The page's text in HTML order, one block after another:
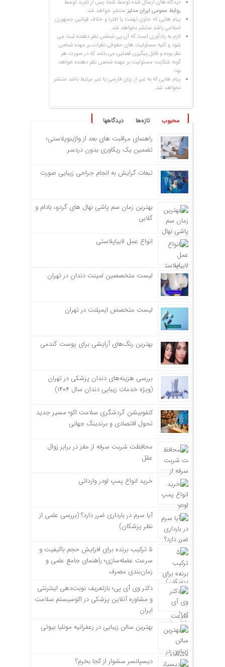
دیدگاه های ارسال شده توسط شما، پس از تایید توسط
روابط عمومی ایران مدلبز منتشر خواهد شد.
پیام هایی که حاوی تهمت یا افترا و خلاف قوانین جمهوری
اسلامی باشد منتشر نخواهد شد.
لازم به یادآوری است که آی پی شخص نظر دهنده ثبت می
شود و کلیه مسئولیت های حقوقی نظرات بر عهده شخص
نظر بوده و قابل پیگیری قضایی می باشد که در صورت هر
گونه شکایت مسئولیت بر عهده شخص نظر دهنده خواهد
بود.
پیام هایی که به غیر از زبان فارسی یا غیر مرتبط باشد منتشر
نخواهد شد.
محبوب تازه‌ها دیدگاهها
راهنمای مراقبت های بعد از واژینوپلاستی؛
تضمین یک ریکاوری بدون دردسر
تبعات گرایش به انجام جراحی زیبایی صورت
بهترین زمان سم پاشی نهال های گردو، بادام و
گلابی
انواع عمل لابیاپلاستی
لیست متخصصین لمینت دندان در تهران
لیست متخصص ایمپلنت در تهران
بهترین رنگ‌های آرایشی برای پوست گندمی
بررسی هزینه‌های دندان پزشکی در تهران
(ویژه خدمات زیبایی دندان سال ۱۴۰۴)
کنفوبیشن گردشگری سلامت اکو؛ مسیر جدید
تحول اقتصادی و برندینگ جهانی
محافظت شربت سرفه از مغز در برابر زوال
عقل
خرید انواع پمپ لودر وارداتی
آیا سرم در بارداری ضرر دارد؟ (بررسی علمی از
نظر پزشکان)
۵ ترکیب برنده برای افزایش حجم باکیفیت و
سرعت عضله‌سازی؛ راهنمای جامع علمی و
زمان‌بندی مصرف
دکتر وی آی پی؛ بازتعریف نوبت‌دهی اینترنتی
و مشاوره آنلاین پزشکی در اکوسیستم سلامت
ایران
بهترین سالن زیبایی در زعفرانیه مونلیا بیوتی
دیسپانسر سشوار از کجا بخرم؟